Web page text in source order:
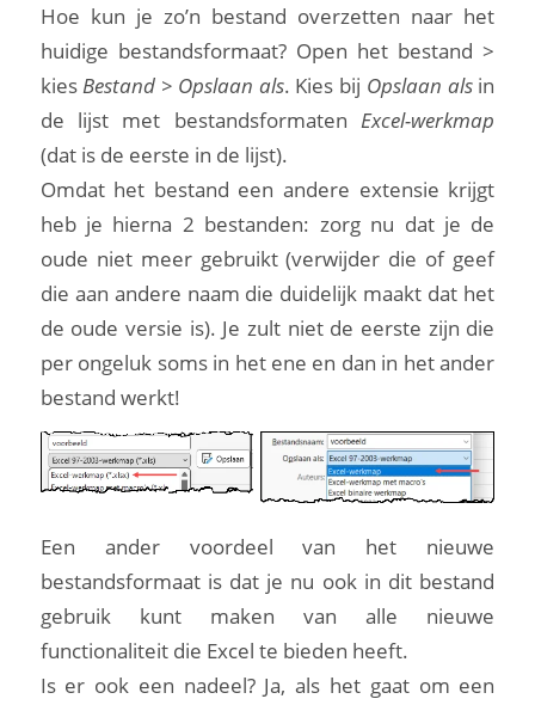
Hoe kun je zo’n bestand overzetten naar het
huidige bestandsformaat? Open het bestand >
kiesBestand > Opslaan als. Kies bij Opslaan alsin
de lijst met bestandsformatenExcel-werkmap
(dat is de eerste in de lijst).
Omdat het bestand een andere extensie krijgt
heb je hierna 2 bestanden: zorg nu dat je de
oude niet meer gebruikt (verwijder die of geef
die aan andere naam die duidelijk maakt dat het
de oude versie is). Je zult niet de eerste zijn die
per ongeluk soms in het ene en dan in het ander
bestand werkt!
Een ander voordeel van het nieuwe
bestandsformaat is dat je nu ook in dit bestand
gebruik kunt maken van alle nieuwe
functionaliteit die Excel te bieden heeft.
Is er ook een nadeel? Ja, als het gaat om een